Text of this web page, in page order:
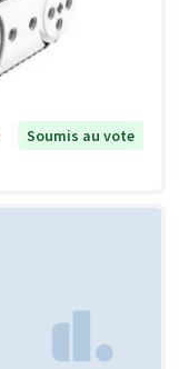
Soumis au vote